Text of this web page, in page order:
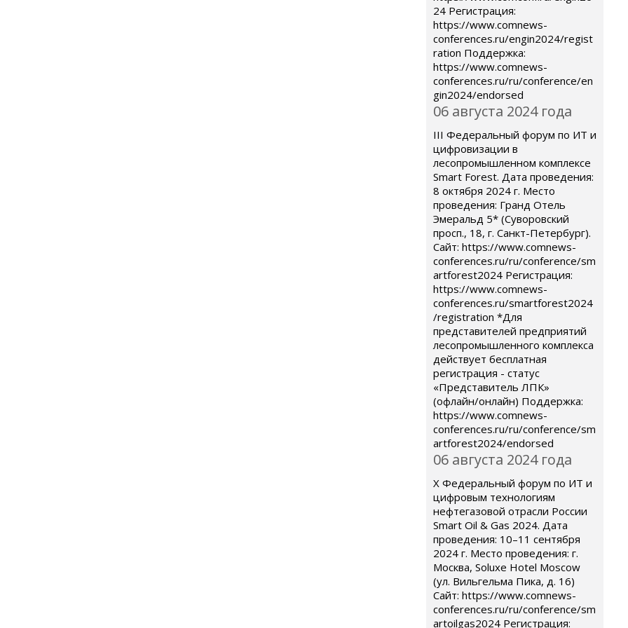
24 Регистрация:
https://www.comnews-
conferences.ru/engin2024/regist
ration Поддержка:
https://www.comnews-
conferences.ru/ru/conference/en
gin2024/endorsed
06 августа 2024 года
III Федеральный форум по ИТ и
цифровизации в
лесопромышленном комплексе
Smart Forest. Дата проведения:
8 октября 2024 г. Место
проведения: Гранд Отель
Эмеральд 5* (Суворовский
просп., 18, г. Санкт-Петербург).
Сайт: https://www.comnews-
conferences.ru/ru/conference/sm
artforest2024 Регистрация:
https://www.comnews-
conferences.ru/smartforest2024
/registration *Для
представителей предприятий
лесопромышленного комплекса
действует бесплатная
регистрация - статус
«Представитель ЛПК»
(офлайн/онлайн) Поддержка:
https://www.comnews-
conferences.ru/ru/conference/sm
artforest2024/endorsed
06 августа 2024 года
X Федеральный форум по ИТ и
цифровым технологиям
нефтегазовой отрасли России
Smart Oil & Gas 2024. Дата
проведения: 10–11 сентября
2024 г. Место проведения: г.
Москва, Soluxe Hotel Moscow
(ул. Вильгельма Пика, д. 16)
Сайт: https://www.comnews-
conferences.ru/ru/conference/sm
artoilgas2024 Регистрация: